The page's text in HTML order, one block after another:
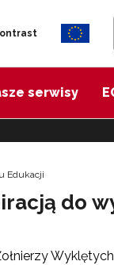
serwisy
Edukacji
do